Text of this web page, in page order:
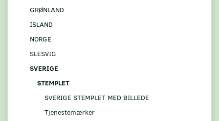
GRØNLAND
ISLAND
NORGE
SLESVIG
SVERIGE
STEMPLET
SVERIGE STEMPLET MED BILLEDE
Tjenestemærker